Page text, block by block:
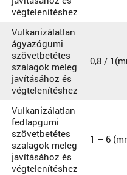
végtelenítéshez
Vulkanizálatlan
ágyazógumi
szövetbetétes
szalagok meleg
javításához és
végtelenítéshez
0,8 /
Vulkanizálatlan
fedlapgumi
szövetbetétes
szalagok meleg
javításához és
végtelenítéshez
1 – 6